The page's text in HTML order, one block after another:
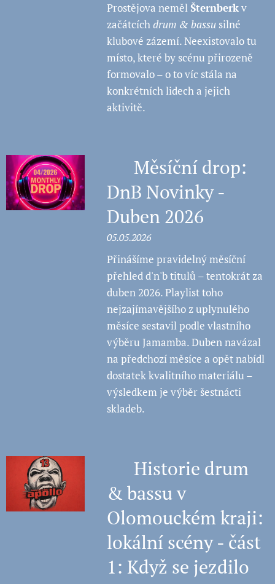
Prostějova nemělŠternberkv
začátcíchdrum & bassu silné
klubové zázemí. Neexistovalo tu
místo, které by scénu přirozeně
formovalo – o to víc stála na
konkrétních lidech a jejich
aktivitě.
💿 Měsíční drop:
DnB Novinky -
Duben 2026
05.05.2026
Přinášíme pravidelný měsíční
přehled d'n'b titulů – tentokrát za
duben 2026. Playlist toho
nejzajímavějšího z uplynulého
měsíce sestavil podle vlastního
výběru Jamamba. Duben navázal
na předchozí měsíce a opět nabídl
dostatek kvalitního materiálu –
výsledkem je výběr šestnácti
skladeb.
🧠 Historie drum
& bassu v
Olomouckém kraji:
lokální scény - část
1: Když se jezdilo